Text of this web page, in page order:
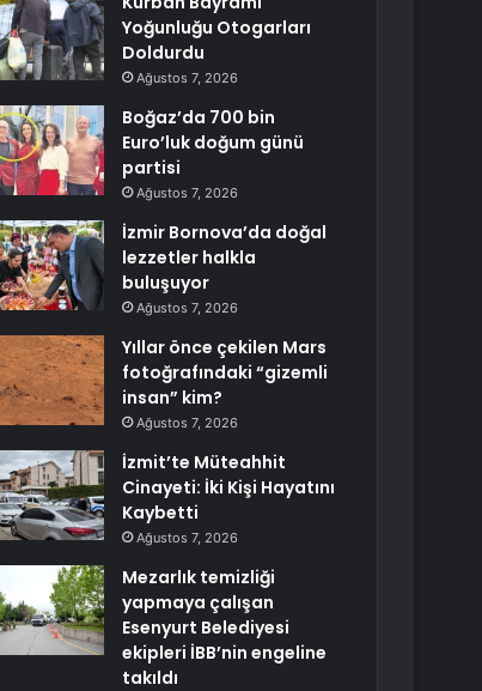
Yoğunluğu Otogarları
Doldurdu
Ağustos 7, 2026
Boğaz’da 700 bin
Euro’luk doğum günü
partisi
Ağustos 7, 2026
İzmir Bornova’da doğal
lezzetler halkla
buluşuyor
Ağustos 7, 2026
Yıllar önce çekilen Mars
fotoğrafındaki “gizemli
insan” kim?
Ağustos 7, 2026
İzmit’te Müteahhit
Cinayeti: İki Kişi Hayatını
Kaybetti
Ağustos 7, 2026
Mezarlık temizliği
yapmaya çalışan
Esenyurt Belediyesi
ekipleri İBB’nin engeline
takıldı